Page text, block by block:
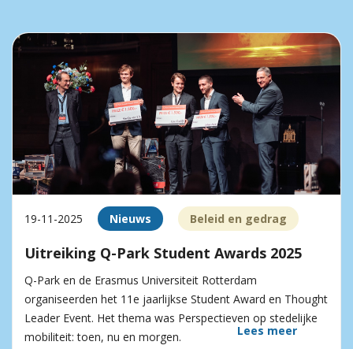
19-11-2025 Nieuws Beleid en gedrag
Uitreiking Q-Park Student Awards 2025
Q-Park en de Erasmus Universiteit Rotterdam
organiseerden het 11e jaarlijkse Student Award en Thought
Leader Event. Het thema was Perspectieven op stedelijke
mobiliteit: toen, nu en morgen.
Lees meer